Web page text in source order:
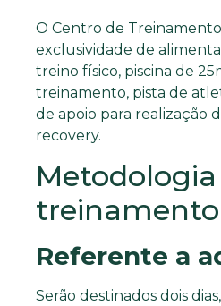
O Centro de
exclusividade de
treino físico, piscina de
treinamento, pista de
de apoio para realização
recovery.
treinamento
Referente a
Serão destinados dois